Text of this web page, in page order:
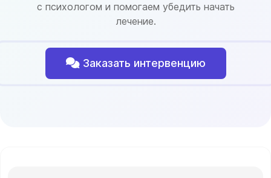
с психологом и помогаем убедить начать
лечение.
Заказать интервенцию